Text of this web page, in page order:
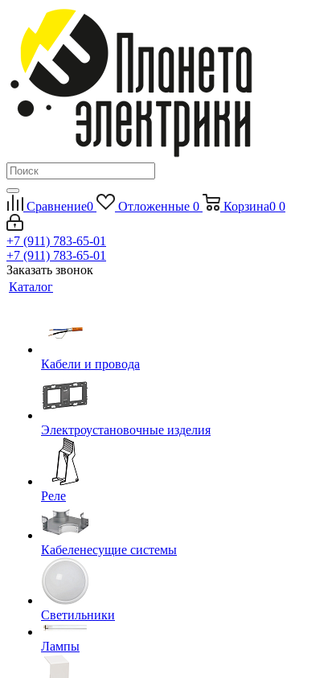
Сравнение0 Отложенные 0 Корзина0 0
+7 (911) 783-65-01
+7 (911) 783-65-01
Заказать звонок
Каталог
Кабели и провода
Электроустановочные изделия
Реле
Кабеленесущие системы
Светильники
Лампы